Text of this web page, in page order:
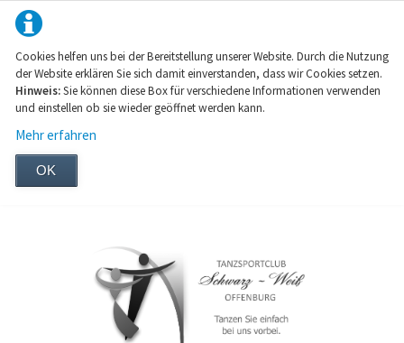
Cookies helfen uns bei der Bereitstellung unserer Website. Durch die Nutzung
der Website erklären Sie sich damit einverstanden, dass wir Cookies setzen.
Hinweis:Sie können diese Box für verschiedene Informationen verwenden
und einstellen ob sie wieder geöffnet werden kann.
Mehr erfahren
OK